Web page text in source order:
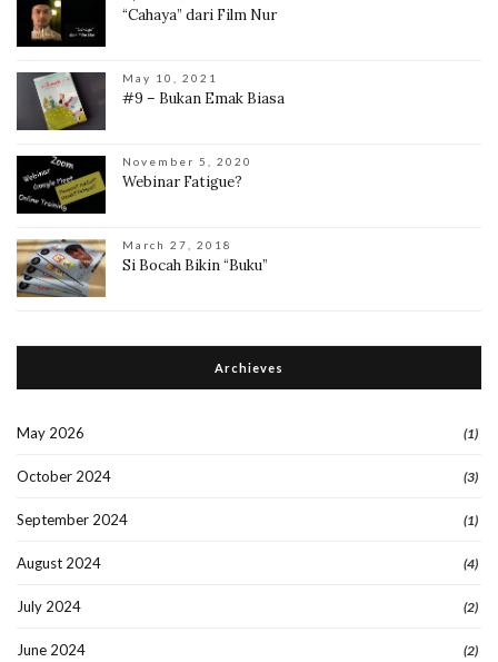
“Cahaya” dari Film Nur
May 10, 2021
#9 – Bukan Emak Biasa
November 5, 2020
Webinar Fatigue?
March 27, 2018
Si Bocah Bikin “Buku”
Archieves
May 2026 (1)
October 2024 (3)
September 2024 (1)
August 2024 (4)
July 2024 (2)
June 2024 (2)